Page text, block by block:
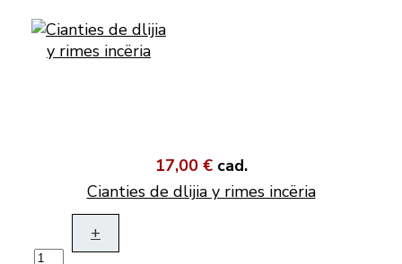
17,00 € cad.
Cianties de dlijia y rimes incëria
+